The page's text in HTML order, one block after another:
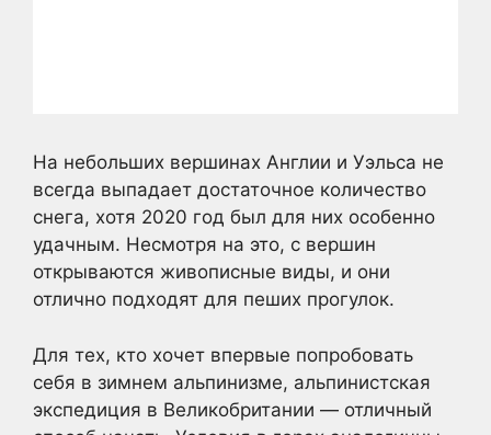
На небольших вершинах Англии и Уэльса не
всегда выпадает достаточное количество
снега, хотя 2020 год был для них особенно
удачным. Несмотря на это, с вершин
открываются живописные виды, и они
отлично подходят для пеших прогулок.
Для тех, кто хочет впервые попробовать
себя в зимнем альпинизме, альпинистская
экспедиция в Великобритании — отличный